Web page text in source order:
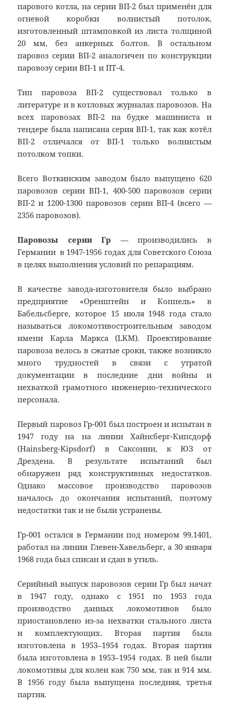
парового котла, на серии ВП-2 был применён для
огневой коробки волнистый потолок,
изготовленный штамповкой из листа толщиной
20 мм, без анкерных болтов. В остальном
паровоз серии ВП-2 аналогичен по конструкции
паровозу серии ВП-1 и ПТ-4.
Тип паровоза ВП-2 существовал только в
литературе и в котловых журналах паровозов. На
всех паровозах ВП-2 на будке машиниста и
тендере была написана серия ВП-1, так как котёл
ВП-2 отличался от ВП-1 только волнистым
потолком топки.
Всего Воткинским заводом было выпущено 620
паровозов серии ВП-1, 400-500 паровозов серии
ВП-2 и 1200-1300 паровозов серии ВП-4 (всего —
2356 паровозов).
Паровозы серии Гр — производились в
Германии в 1947-1956 годах для Советского Союза
в целях выполнения условий по репарациям.
В качестве завода-изготовителя было выбрано
предприятие «Оренштейн и Коппель» в
Бабельсберге, которое 15 июля 1948 года стало
называться локомотиво­строи­тель­ным заводом
имени Карла Маркса (LKM). Проектирование
паровоза велось в сжатые сроки, также возникло
много трудностей в связи с утратой
документации в последние дни войны и
нехваткой грамотного инженерно-технического
персонала.
Первый паровоз Гр-001 был построен и испытан в
1947 году на на линии Хайнсберг-Кипсдорф
(Hainsberg-Kipsdorf) в Саксонии, к ЮЗ от
Дрездена. В результате испытаний был
обнаружен ряд конструктивных недостатков.
Однако массовое производство паровозов
началось до окончания испытаний, поэтому
недостатки так и не были устранены.
Гр-001 остался в Германии под номером 99.1401,
работал на линии Глевен-Хавельберг, а 30 января
1968 года был списан и сдан в утиль.
Серийный выпуск паровозов серии Гр был начат
в 1947 году, однако с 1951 по 1953 года
производство данных локомотивов было
приостановлено из-за нехватки стального листа
и комплектующих. Вторая партия была
изготовлена в 1953–1954 годах. Вторая партия
была изготовлена в 1953–1954 годах. В ней были
локомотивы для колеи как 750 мм, так и 914 мм.
В 1956 году была выпущена последняя, третья
партия.